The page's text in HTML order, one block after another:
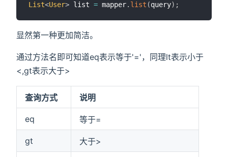
List<User> list = mapper. list (query) ;
显然第一种更加简洁。
通过方法名即可知道eq表示等于'='，同理lt表示小于
<,gt表示大于>
查询方式 说明
eq 等于=
gt 大于>